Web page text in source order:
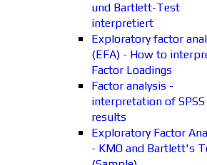
und Bartlett-Test
interpretiert
Exploratory factor
(EFA) - How to
Factor Loadings
Factor analysis -
interpretation of SPSS
results
Exploratory Factor
- KMO and Bartlett's